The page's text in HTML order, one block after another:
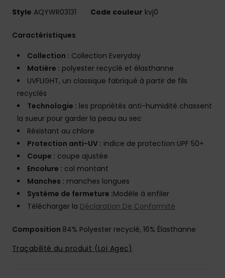
Style AQYWR03131 Code couleur kvj0
Caractéristiques
Collection : Collection Everyday
Matière : polyester recyclé et élasthanne
UVFLIGHT, un classique fabriqué à partir de fils
recyclés
Technologie : les propriétés anti-humidité chassent
la sueur pour garder la peau au sec
Résistant au chlore
Protection anti-UV : indice de protection UPF 50+
Coupe : coupe ajustée
Encolure : col montant
Manches : manches longues
Système de fermeture :Modèle à enfiler
Télécharger la Déclaration De Conformité
Composition 84% Polyester recyclé, 16% Élasthanne
Traçabilité du produit (Loi Agec)